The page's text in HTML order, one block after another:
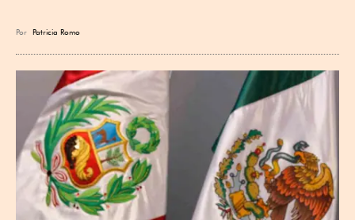
Por Patricia Romo